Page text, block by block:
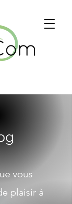
vous
plaisir à